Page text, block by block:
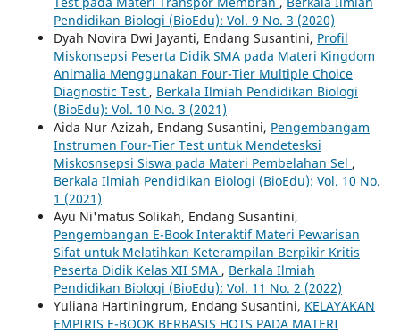
Pendidikan Biologi (BioEdu): Vol. 9 No. 3 (2020)
Dyah Novira Dwi Jayanti, Endang Susantini, Profil
Miskonsepsi Peserta Didik SMA pada Materi Kingdom
Animalia Menggunakan Four-Tier Multiple Choice
Diagnostic Test , Berkala Ilmiah Pendidikan Biologi
(BioEdu): Vol. 10 No. 3 (2021)
Aida Nur Azizah, Endang Susantini, Pengembangam
Instrumen Four-Tier Test untuk Mendetesksi
Miskosnsepsi Siswa pada Materi Pembelahan Sel ,
Berkala Ilmiah Pendidikan Biologi (BioEdu): Vol. 10 No.
1 (2021)
Ayu Ni'matus Solikah, Endang Susantini,
Pengembangan E-Book Interaktif Materi Pewarisan
Sifat untuk Melatihkan Keterampilan Berpikir Kritis
Peserta Didik Kelas XII SMA , Berkala Ilmiah
Pendidikan Biologi (BioEdu): Vol. 11 No. 2 (2022)
Yuliana Hartiningrum, Endang Susantini, KELAYAKAN
EMPIRIS E-BOOK BERBASIS HOTS PADA MATERI